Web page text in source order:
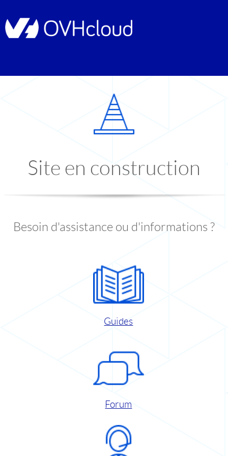
Site en construction
Besoin d'assistance ou d'informations ?
Guides
Forum